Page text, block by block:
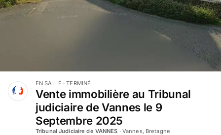
EN SALLE · TERMINÉ
Vente immobilière au Tribunal
judiciaire de Vannes le 9
Septembre 2025
Tribunal Judiciaire de VANNES · Vannes, Bretagne